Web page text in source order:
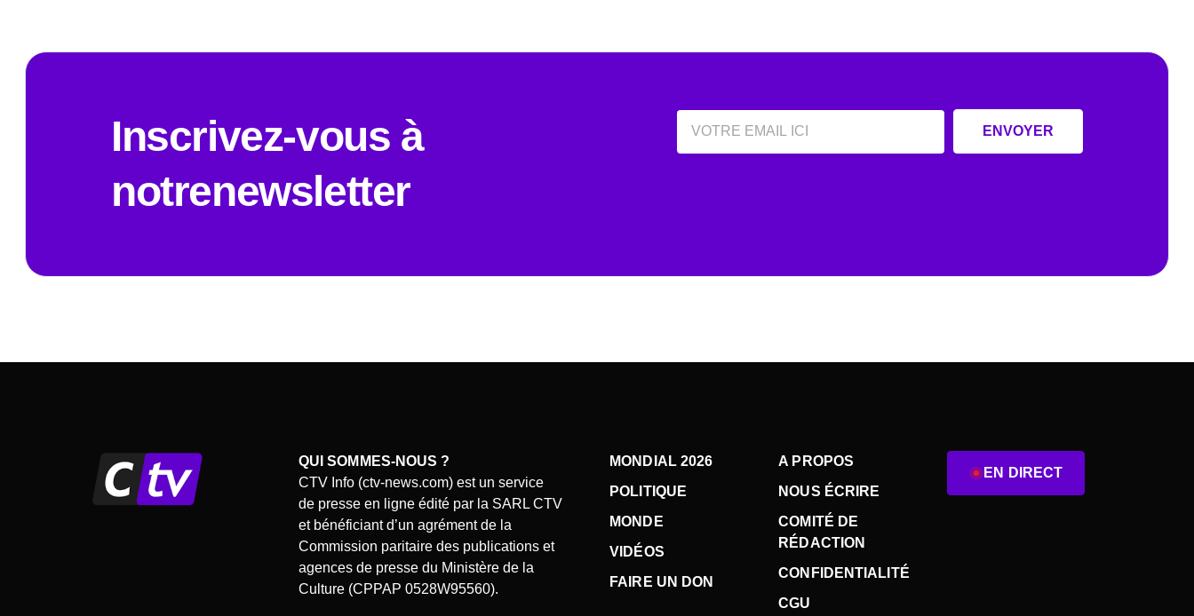
Inscrivez-vous à
notrenewsletter
Email
ENVOYER
QUI SOMMES-NOUS ?
CTV Info (ctv-news.com) est un service
de presse en ligne édité par la SARL CTV
et bénéficiant d’un agrément de la
Commission paritaire des publications et
agences de presse du Ministère de la
Culture (CPPAP 0528W95560).
MONDIAL 2026
POLITIQUE
MONDE
VIDÉOS
FAIRE UN DON
A PROPOS
NOUS ÉCRIRE
COMITÉ DE
RÉDACTION
CONFIDENTIALITÉ
CGU
EN DIRECT